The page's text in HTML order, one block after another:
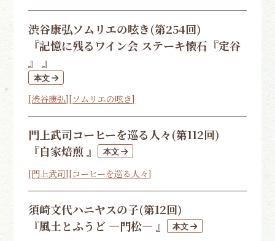
渋谷康弘ソムリエの呟き(第254回)
『記憶に残るワイン会 ステーキ懐石『定谷
』 』
[渋谷康弘][ソムリエの呟き]
門上武司コーヒーを巡る人々(第112回)
『自家焙煎 』
[門上武司][コーヒーを巡る人々]
須崎文代ハニヤスの子(第12回)
『風土とふうど ―門松― 』